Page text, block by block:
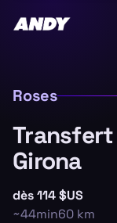
Roses
Transfert
Girona
dès114 $US
~44min60 km